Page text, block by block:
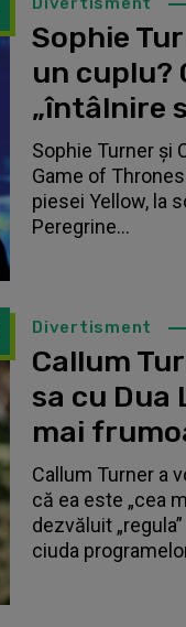
Sophie
un cuplu?
„întâlnire
Sophie Turner și
Game of
piesei Yellow, la
Peregrine...
Divertisment
Callum
sa cu Dua
mai
Callum Turner a
că ea este „cea
dezvăluit
ciuda